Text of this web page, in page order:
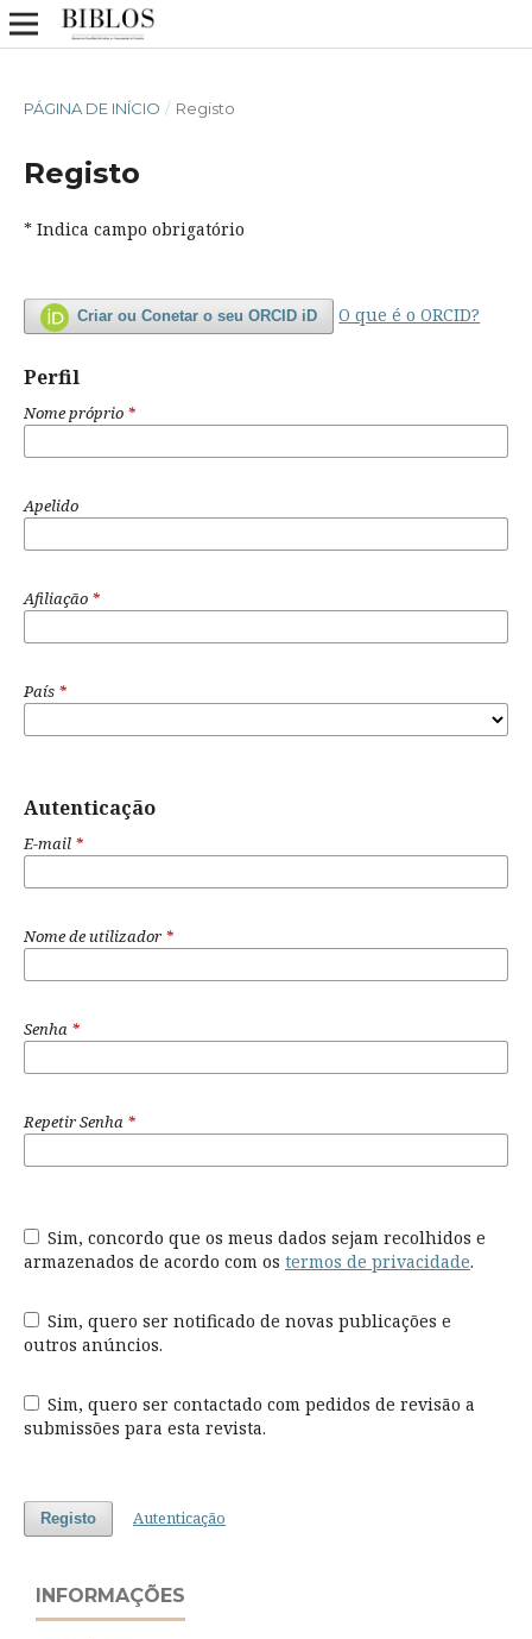
PÁGINA DE INÍCIO / Registo
Registo
* Indica campo obrigatório
Criar ou Conetar o seu ORCID iD O que é o ORCID?
Perfil
Nome próprio *
Apelido
Afiliação *
País *
Autenticação
E-mail *
Nome de utilizador *
Senha *
Repetir Senha *
Sim, concordo que os meus dados sejam recolhidos e
armazenados de acordo com os termos de privacidade.
Sim, quero ser notificado de novas publicações e
outros anúncios.
Sim, quero ser contactado com pedidos de revisão a
submissões para esta revista.
Registo Autenticação
INFORMAÇÕES